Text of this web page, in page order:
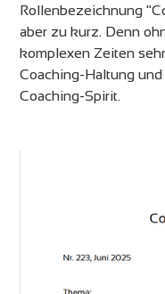
Rollenbezeichnung
aber zu kurz. Denn
komplexen Zeiten
Coaching-Haltung
Coaching-Spirit.